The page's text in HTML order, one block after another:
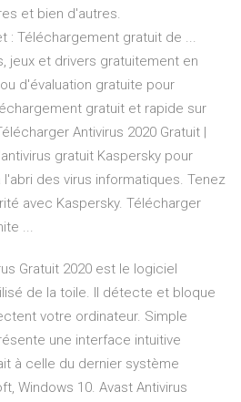
et bien d'autres.
: Téléchargement gratuit de ...
jeux et drivers gratuitement en
d'évaluation gratuite pour
gratuit et rapide sur
Antivirus 2020 Gratuit |
gratuit Kaspersky pour
des virus informatiques. Tenez
avec Kaspersky. Télécharger
...
Gratuit 2020 est le logiciel
de la toile. Il détecte et bloque
votre ordinateur. Simple
une interface intuitive
à celle du dernier système
Windows 10. Avast Antivirus